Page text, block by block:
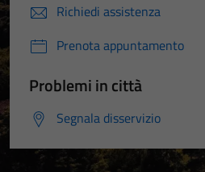
Richiedi assistenza
Prenota appuntamento
Problemi in città
Segnala disservizio